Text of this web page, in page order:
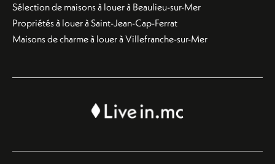
Sélection de maisons à louer à Beaulieu-sur-Mer
Propriétés à louer à Saint-Jean-Cap-Ferrat
Maisons de charme à louer à Villefranche-sur-Mer